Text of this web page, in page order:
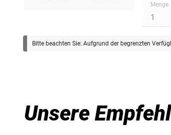
Menge
Bitte beachten Sie: Aufgrund der begrenzten
Unsere